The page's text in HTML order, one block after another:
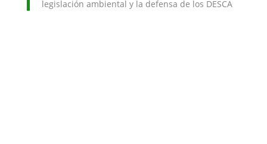
legislación ambiental y la defensa de los DESCA